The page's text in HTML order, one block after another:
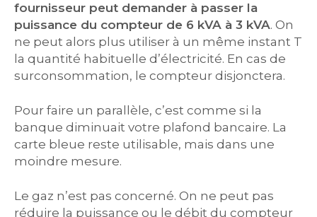
fournisseur peut demander à passer la
puissance du compteur de 6 kVA à 3 kVA. On
ne peut alors plus utiliser à un même instant T
la quantité habituelle d’électricité. En cas de
surconsommation, le compteur disjonctera.
Pour faire un parallèle, c’est comme si la
banque diminuait votre plafond bancaire. La
carte bleue reste utilisable, mais dans une
moindre mesure.
Le gaz n’est pas concerné. On ne peut pas
réduire la puissance ou le débit du compteur